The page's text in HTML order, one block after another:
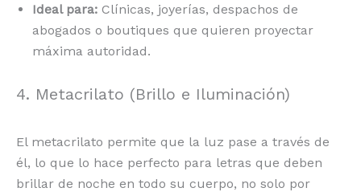
Ideal para: Clínicas, joyerías, despachos de
abogados o boutiques que quieren proyectar
máxima autoridad.
4. Metacrilato (Brillo e Iluminación)
El metacrilato permite que la luz pase a través de
él, lo que lo hace perfecto para letras que deben
brillar de noche en todo su cuerpo, no solo por